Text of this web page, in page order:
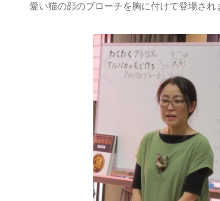
愛い猫の顔のブローチを胸に付けて登場され